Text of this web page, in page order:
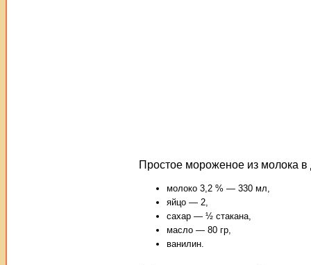
Простое мороженое из молока
молоко 3,2 % — 330 мл,
яйцо — 2,
сахар — ½ стакана,
масло — 80 гр,
ванилин.